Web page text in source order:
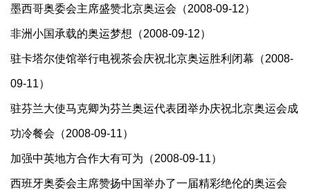
墨西哥奥委会主席盛赞北京奥运会（2008-09-12）
非洲小国承载的奥运梦想（2008-09-12）
驻卡塔尔使馆举行电视茶会庆祝北京奥运胜利闭幕（2008-
09-11）
驻芬兰大使马克卿为芬兰奥运代表团举办庆祝北京奥运会成
功冷餐会（2008-09-11）
加强中英地方合作大有可为（2008-09-11）
西班牙奥委会主席赞扬中国举办了一届精彩绝伦的奥运会